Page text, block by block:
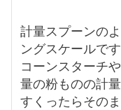
計量スプーンの
ングスケールです
コーンスターチ
量の粉ものの計
すくったらその